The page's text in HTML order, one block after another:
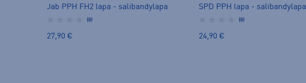
Jab PPH FH2 lapa - salibandylapa
(0)
27,90 €
SPD PPH lapa - salibandylapa
(0)
24,90 €